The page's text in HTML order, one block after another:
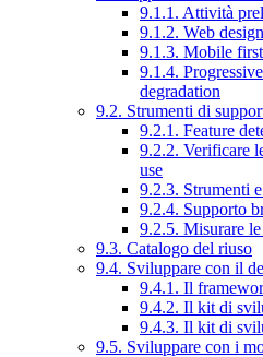
9.1.1. Attività
9.1.2. Web
9.1.3. Mobile first
9.1.4.
degradation
9.2. Strumenti di
9.2.1. Feature
9.2.2. Verificare
use
9.2.3. Strumenti
9.2.4. Supporto
9.2.5. Misurare
9.3. Catalogo del riuso
9.4. Sviluppare con il
9.4.1. Il
9.4.2. Il kit di
9.4.3. Il kit di
9.5. Sviluppare con i